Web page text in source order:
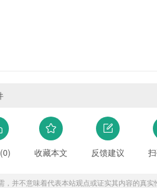
收藏本文 反馈建议
，并不意味着代表本站观点或证实其内容的真